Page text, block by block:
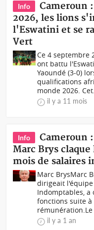
Info
Cameroun
2026, les lions
l'Eswatini et se
Vert
Ce 4 septembre
ont battu
Yaoundé (3-0)
qualifications
monde 2026.
il y a 11 mois
Info
Cameroun
Marc Brys
mois de salaires
Marc BrysMarc
dirigeait
Indomptables, a
fonctions suite
il y a 1 an